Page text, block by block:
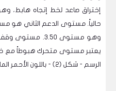
إختراق صاعد لخط إتجاه هابط،
وهو مستوى 3.50.
يعتبر مستوى متحرك هبوطاً مع
الرسم - شكل (2) - باللون الأحمر المائل.